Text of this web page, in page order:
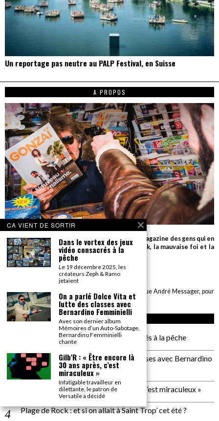
Un reportage pas neutre au PALP Festival, en Suisse
A PROPOS
Parce que seul le détail compte, Gonzaï est le magazine des gens qui en
savent beaucoup sur très peu de choses (le rock, la mauvaise foi et la
cuisson des biftecks).
desk AT gonzai.com
Edité par GONZAÏ MEDIA. Pour tout envoi : CBE, 6 rue André Messager, pour
GONZAÏ, 75018 Paris
ARTICLES RÉCENTS
Dans le vortex des jeux vidéo consacrés à la pêche
On a parlé Dolce Vita et lutte des classes avec Bernardino
Femminielli
Gilb’R : « Être encore là 30 ans après, c’est miraculeux »
Plage de Rock : et si on allait à Saint Trop’ cet été ?
CA VIENT DE SORTIR
Dans le vortex des jeux
vidéo consacrés à la
pêche
Le 19 décembre 2025, les
créateurs Zeph & Ramo
jetaient
On a parlé Dolce Vita et
lutte des classes avec
Bernardino Femminielli
Avec son dernier album
Mémoires d’un Auto-Sabotage,
Bernardino Femminielli
chante
Gilb’R : « Être encore là
30 ans après, c’est
miraculeux »
Infatigable travailleur en
dilettante, le patron de
Versatile a décidé